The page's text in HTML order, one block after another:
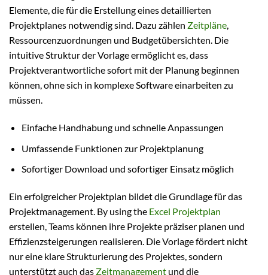
Elemente, die für die Erstellung eines detaillierten
Projektplanes notwendig sind. Dazu zählen Zeitpläne,
Ressourcenzuordnungen und Budgetübersichten. Die
intuitive Struktur der Vorlage ermöglicht es, dass
Projektverantwortliche sofort mit der Planung beginnen
können, ohne sich in komplexe Software einarbeiten zu
müssen.
Einfache Handhabung und schnelle Anpassungen
Umfassende Funktionen zur Projektplanung
Sofortiger Download und sofortiger Einsatz möglich
Ein erfolgreicher Projektplan bildet die Grundlage für das
Projektmanagement. By using the Excel Projektplan
erstellen, Teams können ihre Projekte präziser planen und
Effizienzsteigerungen realisieren. Die Vorlage fördert nicht
nur eine klare Strukturierung des Projektes, sondern
unterstützt auch das Zeitmanagement und die